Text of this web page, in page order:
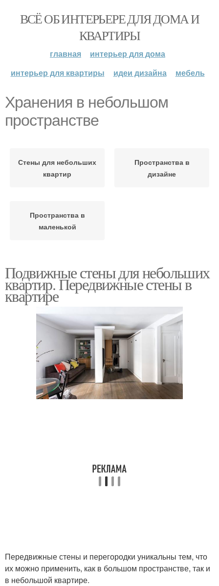
ВСЁ ОБ ИНТЕРЬЕРЕ ДЛЯ ДОМА И
КВАРТИРЫ
главная
интерьер для дома
интерьер для квартиры
идеи дизайна мебель
Хранения в небольшом
пространстве
Стены для небольших
квартир
Пространства в
дизайне
Пространства в
маленькой
Подвижные стены для небольших
квартир. Передвижные стены в
квартире
Передвижные стены и перегородки уникальны тем, что
их можно применить, как в большом пространстве, так и
в небольшой квартире.